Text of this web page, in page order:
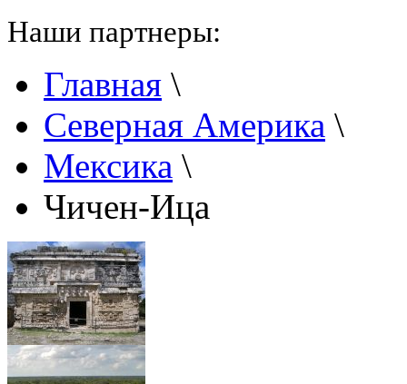
Наши партнеры:
Главная \
Северная Америка \
Мексика \
Чичен-Ица